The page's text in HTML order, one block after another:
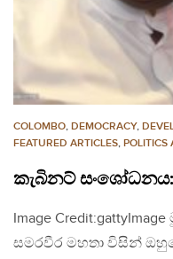
COLOMBO, DEMOCRACY,
FEATURED ARTICLES, POLITICS
කැබිනට්
Image
සමරවීර මහතා විසින්